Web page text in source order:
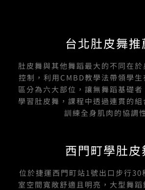
台北肚皮舞推
肚皮舞與其他舞蹈最大的不同在
控制，利用CMBD教學法帶領學
區分為六大部位，讓無舞蹈基礎
學習肚皮舞，課程中透過連貫的組
訓練全身肌肉的協調
西門町學肚皮
位於捷運西門町站1號出口步行30
室空間寬敞舒適且明亮，大型舞